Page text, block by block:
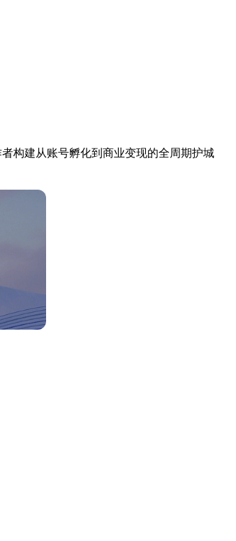
构建从账号孵化到商业变现的全周期护城